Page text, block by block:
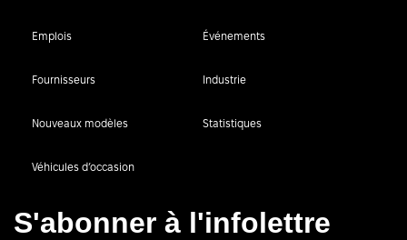
Emplois Événements
Fournisseurs Industrie
Nouveaux modèles Statistiques
Véhicules d’occasion
S'abonner à l'infolettre